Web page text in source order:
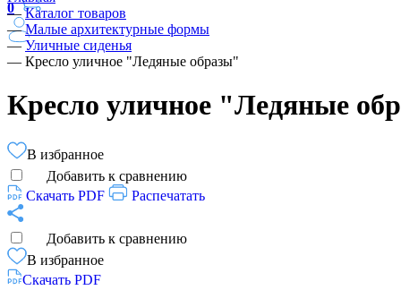
0
—Каталог товаров
—Малые архитектурные формы
—Уличные сиденья
— Кресло уличное "Ледяные образы"
Кресло уличное "Ледяные
В избранное
Добавить к сравнению
Скачать PDF
Распечатать
Добавить к сравнению
В избранное
Скачать PDF